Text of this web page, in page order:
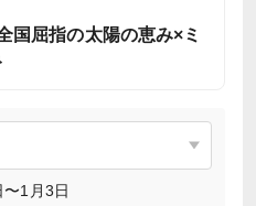
国屈指の太陽の恵み×ミ
1月3日